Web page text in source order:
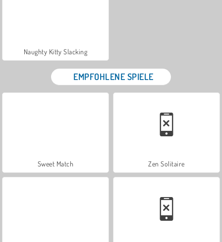
Naughty Kitty Slacking
EMPFOHLENE SPIELE
Sweet Match Zen Solitaire